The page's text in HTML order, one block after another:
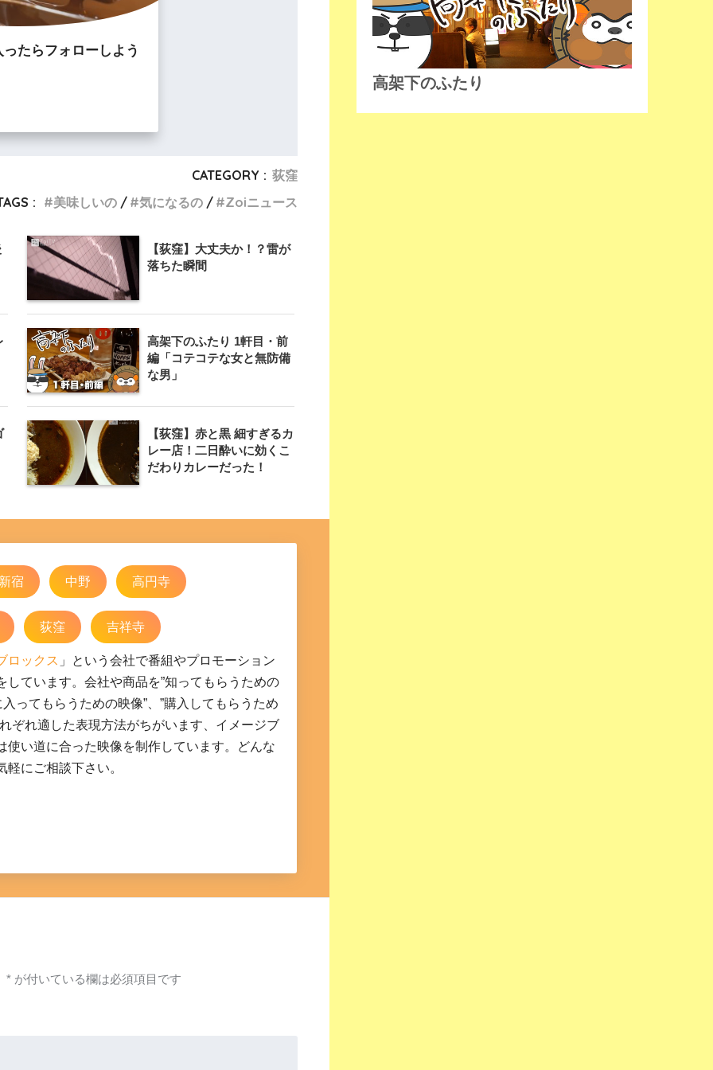
たらフォローしよう
CATEGORY : 荻窪
:
美味しいの 気になるの Zoiニュース
【荻窪】大丈夫か！？雷が
落ちた瞬間
高架下のふたり 1軒目・前
編「コテコテな女と無防備
な男」
【荻窪】赤と黒 細すぎるカ
レー店！二日酔いに効くこ
だわりカレーだった！
宿 中野 高円寺
荻窪 吉祥寺
ロックス 」という会社で番組やプロモーション
しています。会社や商品を”知ってもらうための
入ってもらうための映像”、”購入してもらうため
ぞれ適した表現方法がちがいます、イメージブ
使い道に合った映像を制作しています。どんな
軽にご相談下さい。
* が付いている欄は必須項目です
高架下のふたり